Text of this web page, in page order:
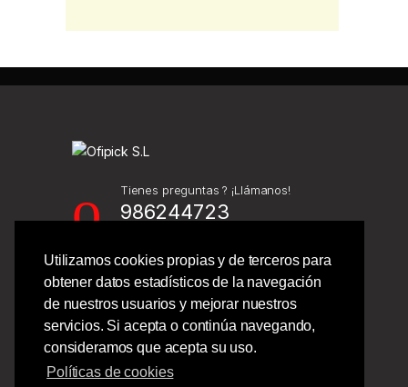
Utilizamos cookies propias y de terceros para
obtener datos estadísticos de la navegación
de nuestros usuarios y mejorar nuestros
servicios. Si acepta o continúa navegando,
consideramos que acepta su uso.
Políticas de cookies
Tienes preguntas ? ¡Llámanos!
986244723
Calle Barcelona 41,
Bajo Izquierdo,
Vigo - Pontevedra.